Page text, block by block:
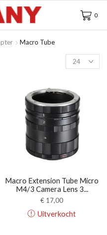
0
Macro Tube
Macro Extension Tube Micro
M4/3 Camera Lens 3...
€ 17,00
Uitverkocht